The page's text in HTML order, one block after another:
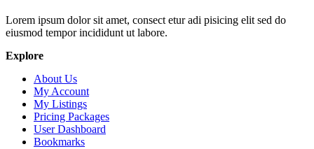
Lorem ipsum dolor sit amet, consect etur adi pisicing elit sed do
eiusmod tempor incididunt ut labore.
Explore
About Us
My Account
My Listings
Pricing Packages
User Dashboard
Bookmarks